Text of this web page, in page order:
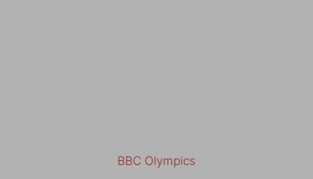
BBC Olympics